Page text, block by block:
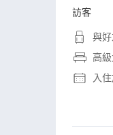
訪客
與
高
入